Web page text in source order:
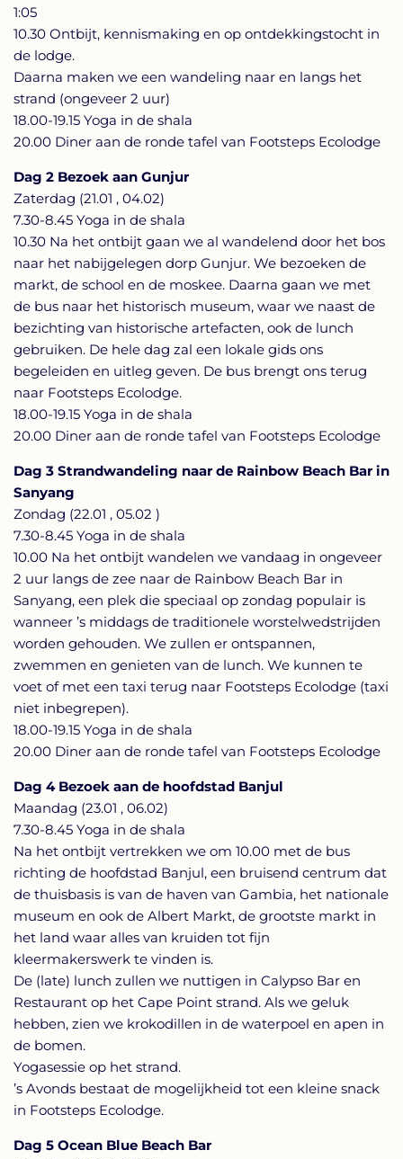
1:05
10.30 Ontbijt, kennismaking en op ontdekkingstocht in
de lodge.
Daarna maken we een wandeling naar en langs het
strand (ongeveer 2 uur)
18.00-19.15 Yoga in de shala
20.00 Diner aan de ronde tafel van Footsteps Ecolodge
Dag 2 Bezoek aan Gunjur
Zaterdag (21.01 , 04.02)
7.30-8.45 Yoga in de shala
10.30 Na het ontbijt gaan we al wandelend door het bos
naar het nabijgelegen dorp Gunjur. We bezoeken de
markt, de school en de moskee. Daarna gaan we met
de bus naar het historisch museum, waar we naast de
bezichting van historische artefacten, ook de lunch
gebruiken. De hele dag zal een lokale gids ons
begeleiden en uitleg geven. De bus brengt ons terug
naar Footsteps Ecolodge.
18.00-19.15 Yoga in de shala
20.00 Diner aan de ronde tafel van Footsteps Ecolodge
Dag 3 Strandwandeling naar de Rainbow Beach Bar in
Sanyang
Zondag (22.01 , 05.02 )
7.30-8.45 Yoga in de shala
10.00 Na het ontbijt wandelen we vandaag in ongeveer
2 uur langs de zee naar de Rainbow Beach Bar in
Sanyang, een plek die speciaal op zondag populair is
wanneer ’s middags de traditionele worstelwedstrijden
worden gehouden. We zullen er ontspannen,
zwemmen en genieten van de lunch. We kunnen te
voet of met een taxi terug naar Footsteps Ecolodge (taxi
niet inbegrepen).
18.00-19.15 Yoga in de shala
20.00 Diner aan de ronde tafel van Footsteps Ecolodge
Dag 4 Bezoek aan de hoofdstad Banjul
Maandag (23.01 , 06.02)
7.30-8.45 Yoga in de shala
Na het ontbijt vertrekken we om 10.00 met de bus
richting de hoofdstad Banjul, een bruisend centrum dat
de thuisbasis is van de haven van Gambia, het nationale
museum en ook de Albert Markt, de grootste markt in
het land waar alles van kruiden tot fijn
kleermakerswerk te vinden is.
De (late) lunch zullen we nuttigen in Calypso Bar en
Restaurant op het Cape Point strand. Als we geluk
hebben, zien we krokodillen in de waterpoel en apen in
de bomen.
Yogasessie op het strand.
’s Avonds bestaat de mogelijkheid tot een kleine snack
in Footsteps Ecolodge.
Dag 5 Ocean Blue Beach Bar